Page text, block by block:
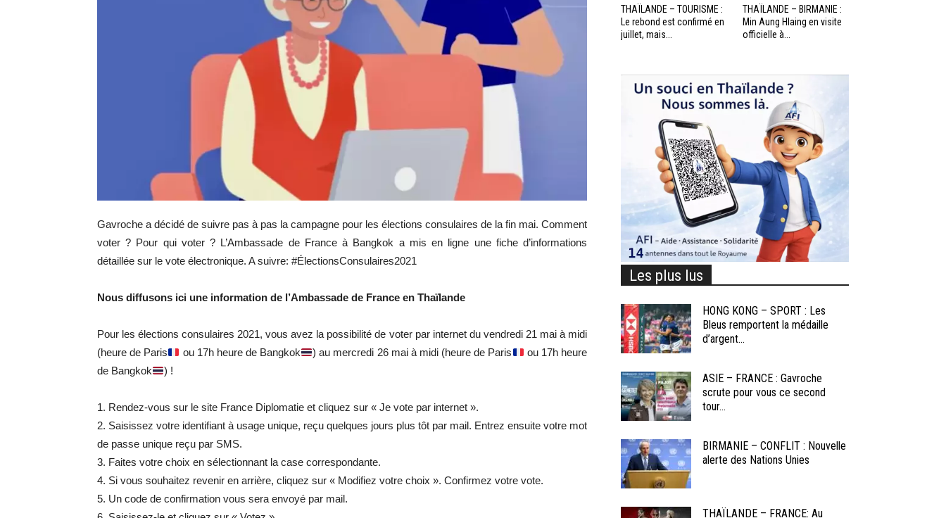
Gavroche a décidé de suivre pas à pas la campagne pour les élections consulaires de la fin mai. Comment
voter ? Pour qui voter ? L’Ambassade de France à Bangkok a mis en ligne une fiche d’informations
détaillée sur le vote électronique. A suivre: #ÉlectionsConsulaires2021
Nous diffusons ici une information de l’Ambassade de France en Thaïlande
Pour les élections consulaires 2021, vous avez la possibilité de voter par internet du vendredi 21 mai à midi
(heure de Paris
ou 17h heure de Bangkok ) au mercredi 26 mai à midi (heure de Paris
ou 17h heure
de Bangkok
) !
1. Rendez-vous sur le site France Diplomatie et cliquez sur « Je vote par internet ».
2. Saisissez votre identifiant à usage unique, reçu quelques jours plus tôt par mail. Entrez ensuite votre mot
de passe unique reçu par SMS.
3. Faites votre choix en sélectionnant la case correspondante.
4. Si vous souhaitez revenir en arrière, cliquez sur « Modifiez votre choix ». Confirmez votre vote.
5. Un code de confirmation vous sera envoyé par mail.
THAÏLANDE – TOURISME :
Le rebond est confirmé en
juillet, mais...
THAÏLANDE – BIRMANIE :
Min Aung Hlaing en visite
officielle à...
Les plus lus
HONG KONG – SPORT : Les
Bleus remportent la médaille
d’argent...
ASIE – FRANCE : Gavroche
scrute pour vous ce second
tour...
BIRMANIE – CONFLIT : Nouvelle
alerte des Nations Unies
THAÏLANDE – FRANCE: Au